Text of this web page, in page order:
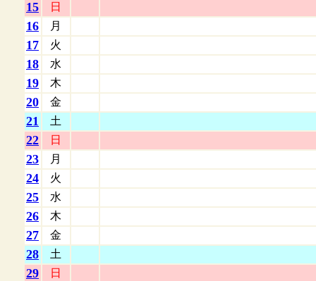
15 日
16 月
17 火
18 水
19 木
20 金
21 土
22 日
23 月
24 火
25 水
26 木
27 金
28 土
29 日